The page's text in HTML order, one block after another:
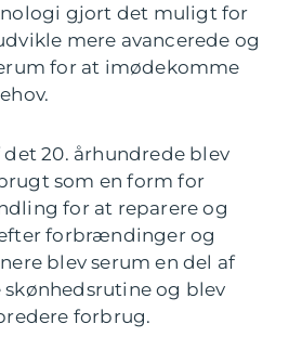
gjort det muligt for
mere avancerede og
for at imødekomme
det 20. århundrede blev
som en form for
for at reparere og
forbrændinger og
blev serum en del af
og blev
forbrug.